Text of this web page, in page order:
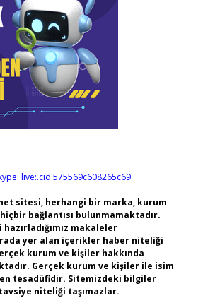
live:.cid.575569c608265c69
sitesi, herhangi bir marka, kurum
bağlantısı bulunmamaktadır.
makaleler
yer alan içerikler haber niteliği
kurum ve kişiler hakkında
Gerçek kurum ve kişiler ile isim
tesadüfidir. Sitemizdeki bilgiler
niteliği taşımazlar.